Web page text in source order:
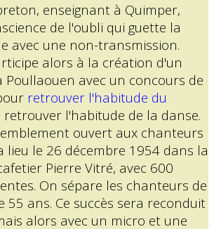
enseignant à Quimper,
de l'oubli qui guette la
avec une non-transmission.
alors à la création d'un
Poullaouen avec un concours de
retrouver l'habitude du
retrouver l'habitude de la danse.
ouvert aux chanteurs
lieu le 26 décembre 1954 dans la
Pierre Vitré, avec 600
On sépare les chanteurs de
55 ans. Ce succès sera reconduit
alors avec un micro et une